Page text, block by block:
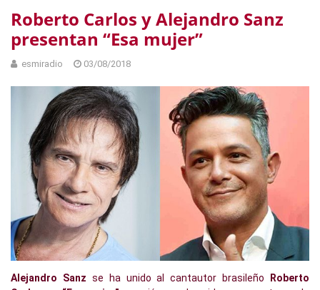
Roberto Carlos y Alejandro Sanz
presentan “Esa mujer”
esmiradio 03/08/2018
Alejandro Sanz se ha unido al cantautor brasileño Roberto